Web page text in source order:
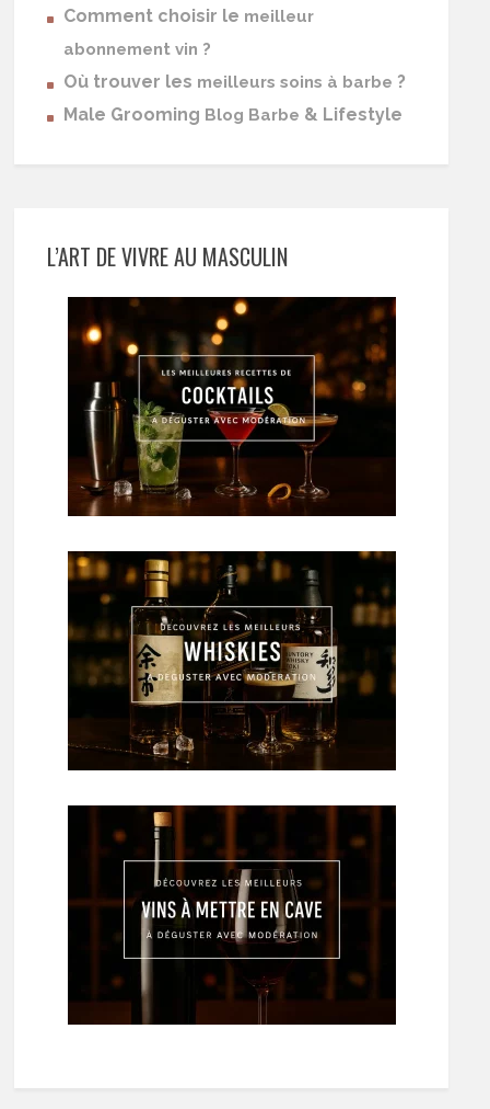
Comment choisir le meilleur
abonnement vin ?
Où trouver les meilleurs soins à barbe ?
Male Grooming Blog Barbe & Lifestyle
L’ART DE VIVRE AU MASCULIN